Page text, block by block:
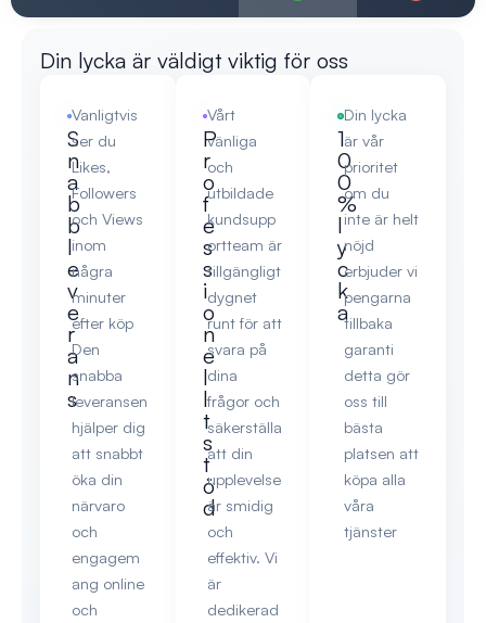
Din lycka är väldigt viktig för oss
S
n
a
b
b
l
e
v
e
r
a
n
s
Vanligtvis
ser du
Likes,
Followers
och Views
inom
några
minuter
efter köp
Den
snabba
leveransen
hjälper dig
att snabbt
öka din
närvaro
och
engagem
ang online
och
P
r
o
f
e
s
s
i
o
n
e
l
l
t
s
t
ö
d
Vårt
vänliga
och
utbildade
kundsupp
ortteam är
tillgängligt
dygnet
runt för att
svara på
dina
frågor och
säkerställa
att din
upplevelse
är smidig
och
effektiv. Vi
är
dedikerad
1
0
0
%
l
y
c
k
a
Din lycka
är vår
prioritet
om du
inte är helt
nöjd
erbjuder vi
pengarna
tillbaka
garanti
detta gör
oss till
bästa
platsen att
köpa alla
våra
tjänster